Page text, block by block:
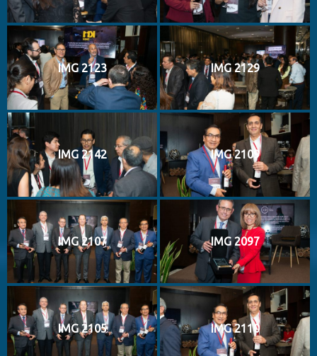
IMG 2123 IMG 2129
IMG 2142 IMG 2109
IMG 2107 IMG 2097
IMG 2105 IMG 2110